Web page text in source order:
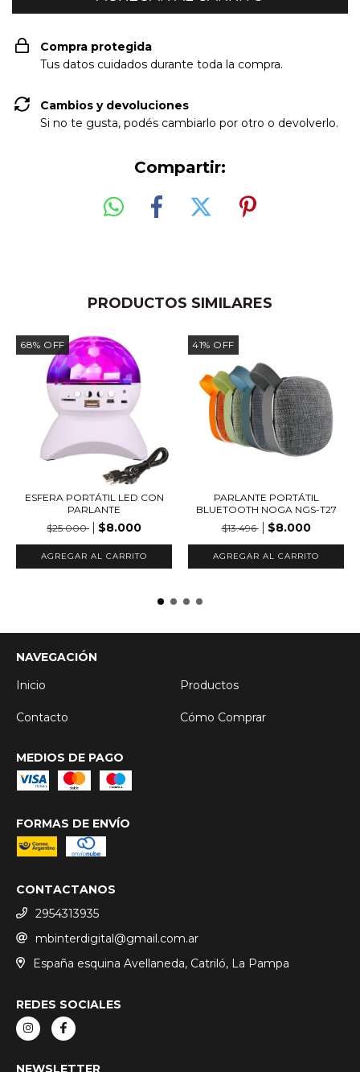
Compra protegida
Tus datos cuidados durante toda la compra.
Cambios y devoluciones
Si no te gusta, podés cambiarlo por otro o devolverlo.
Compartir:
PRODUCTOS SIMILARES
68% OFF
ESFERA PORTÁTIL LED CON
PARLANTE
$25.000
$8.000
AGREGAR AL CARRITO
41% OFF
PARLANTE PORTÁTIL
BLUETOOTH NOGA NGS-T27
$13.496
$8.000
AGREGAR AL CARRITO
NAVEGACIÓN
Inicio
Productos
Contacto Cómo Comprar
MEDIOS DE PAGO
FORMAS DE ENVÍO
CONTACTANOS
2954313935
mbinterdigital@gmail.com.ar
España esquina Avellaneda, Catriló, La Pampa
REDES SOCIALES
NEWSLETTER